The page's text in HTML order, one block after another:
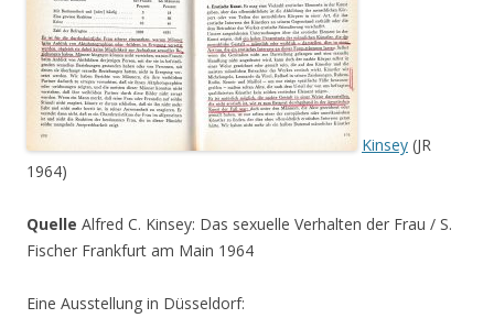
Kinsey (JR
1964)
Quelle Alfred C. Kinsey: Das sexuelle Verhalten der Frau / S.
Fischer Frankfurt am Main 1964
Eine Ausstellung in Düsseldorf: